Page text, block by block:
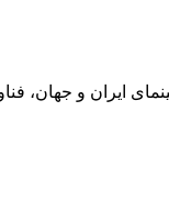
ایران و جهان،